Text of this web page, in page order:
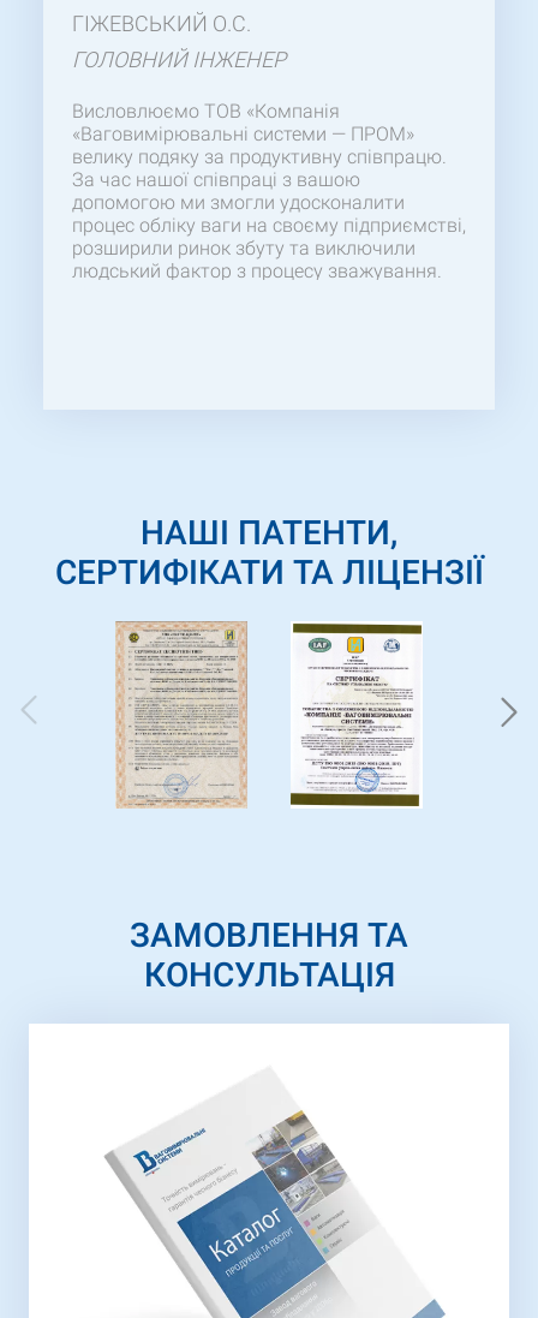
ГІЖЕВСЬКИЙ О.С.
ГОЛОВНИЙ ІНЖЕНЕР
Висловлюємо ТОВ «Компанія
«Ваговимірювальні системи — ПРОМ»
велику подяку за продуктивну співпрацю.
За час нашої співпраці з вашою
допомогою ми змогли удосконалити
процес обліку ваги на своєму підприємстві,
розширили ринок збуту та виключили
людський фактор з процесу зважування.
НАШІ ПАТЕНТИ,
СЕРТИФІКАТИ ТА ЛІЦЕНЗІЇ
ЗАМОВЛЕННЯ ТА
КОНСУЛЬТАЦІЯ